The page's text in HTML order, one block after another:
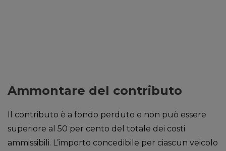
Ammontare del contributo
Il contributo è a fondo perduto e non può essere
superiore al 50 per cento del totale dei costi
ammissibili. L’importo concedibile per ciascun veicolo